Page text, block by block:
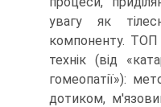
увагу як
компоненту. ТОП
технік (від
гомеопатії»):
дотиком,